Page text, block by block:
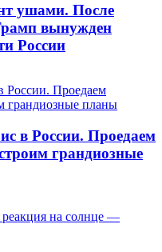
ушами. После
вынужден
России
в России. Проедаем
грандиозные